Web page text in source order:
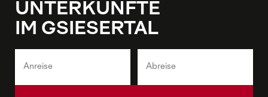
UNTERKÜNFTE
IM GSIESERTAL